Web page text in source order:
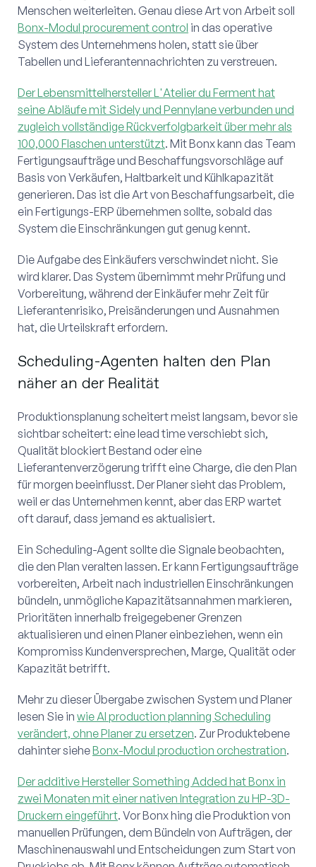
Menschen weiterleiten. Genau diese Art von Arbeit soll
Bonx-Modul procurement control in das operative
System des Unternehmens holen, statt sie über
Tabellen und Lieferantennachrichten zu verstreuen.
Der Lebensmittelhersteller L'Atelier du Ferment hat
seine Abläufe mit Sidely und Pennylane verbunden und
zugleich vollständige Rückverfolgbarkeit über mehr als
100,000 Flaschen unterstützt. Mit Bonx kann das Team
Fertigungsaufträge und Beschaffungsvorschläge auf
Basis von Verkäufen, Haltbarkeit und Kühlkapazität
generieren. Das ist die Art von Beschaffungsarbeit, die
ein Fertigungs-ERP übernehmen sollte, sobald das
System die Einschränkungen gut genug kennt.
Die Aufgabe des Einkäufers verschwindet nicht. Sie
wird klarer. Das System übernimmt mehr Prüfung und
Vorbereitung, während der Einkäufer mehr Zeit für
Lieferantenrisiko, Preisänderungen und Ausnahmen
hat, die Urteilskraft erfordern.
Scheduling-Agenten halten den Plan
näher an der Realität
Produktionsplanung scheitert meist langsam, bevor sie
sichtbar scheitert: eine lead time verschiebt sich,
Qualität blockiert Bestand oder eine
Lieferantenverzögerung trifft eine Charge, die den Plan
für morgen beeinflusst. Der Planer sieht das Problem,
weil er das Unternehmen kennt, aber das ERP wartet
oft darauf, dass jemand es aktualisiert.
Ein Scheduling-Agent sollte die Signale beobachten,
die den Plan veralten lassen. Er kann Fertigungsaufträge
vorbereiten, Arbeit nach industriellen Einschränkungen
bündeln, unmögliche Kapazitätsannahmen markieren,
Prioritäten innerhalb freigegebener Grenzen
aktualisieren und einen Planer einbeziehen, wenn ein
Kompromiss Kundenversprechen, Marge, Qualität oder
Kapazität betrifft.
Mehr zu dieser Übergabe zwischen System und Planer
lesen Sie in wie AI production planning Scheduling
verändert, ohne Planer zu ersetzen. Zur Produktebene
dahinter sieheBonx-Modul production orchestration.
Der additive Hersteller Something Added hat Bonx in
zwei Monaten mit einer nativen Integration zu HP-3D-
Druckern eingeführt. Vor Bonx hing die Produktion von
manuellen Prüfungen, dem Bündeln von Aufträgen, der
Maschinenauswahl und Entscheidungen zum Start von